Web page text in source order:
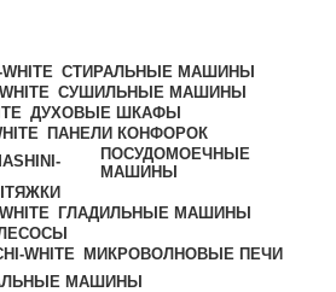
СТИРАЛЬНЫЕ МАШИНЫ
СУШИЛЬНЫЕ МАШИНЫ
ДУХОВЫЕ ШКАФЫ
ПАНЕЛИ КОНФОРОК
ПОСУДОМОЕЧНЫЕ
МАШИНЫ
ГЛАДИЛЬНЫЕ МАШИНЫ
МИКРОВОЛНОВЫЕ ПЕЧИ
МАШИНЫ